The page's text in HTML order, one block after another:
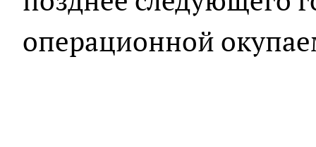
операционной